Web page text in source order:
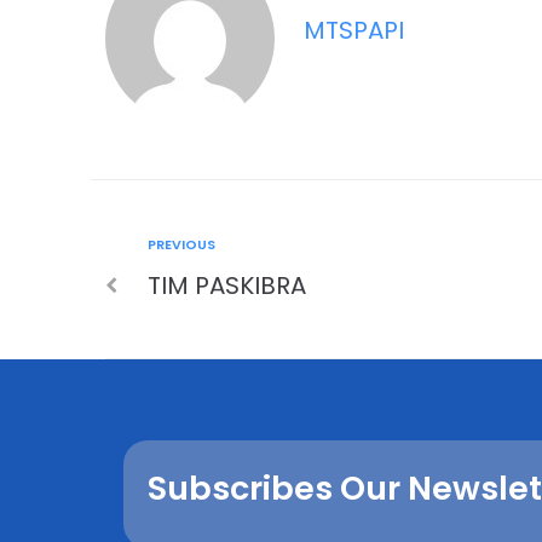
MTSPAPI
PREVIOUS
TIM PASKIBRA
Subscribes Our